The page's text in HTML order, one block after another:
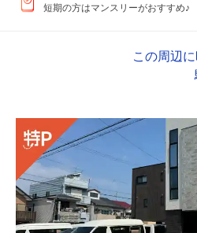
短期の方はマンスリーがおすすめ♪
この周辺